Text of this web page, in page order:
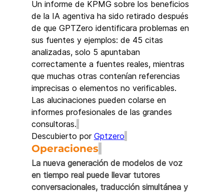
Un informe de KPMG sobre los beneficios
de la IA agentiva ha sido retirado después
de que GPTZero identificara problemas en
sus fuentes y ejemplos: de 45 citas
analizadas, solo 5 apuntaban
correctamente a fuentes reales, mientras
que muchas otras contenían referencias
imprecisas o elementos no verificables.
Las alucinaciones pueden colarse en
informes profesionales de las grandes
consultoras.
Descubierto por Gptzero
Operaciones
La nueva generación de modelos de voz
en tiempo real puede llevar tutores
conversacionales, traducción simultánea y